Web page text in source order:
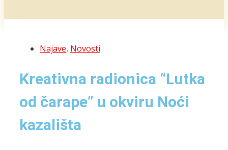
Najave, Novosti
Kreativna radionica “Lutka
od čarape” u okviru Noći
kazališta